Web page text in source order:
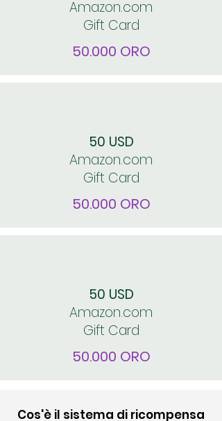
Amazon.com
Gift Card
50.000 ORO
50 USD
Amazon.com
Gift Card
50.000 ORO
50 USD
Amazon.com
Gift Card
50.000 ORO
Cos'è il sistema di ricompensa